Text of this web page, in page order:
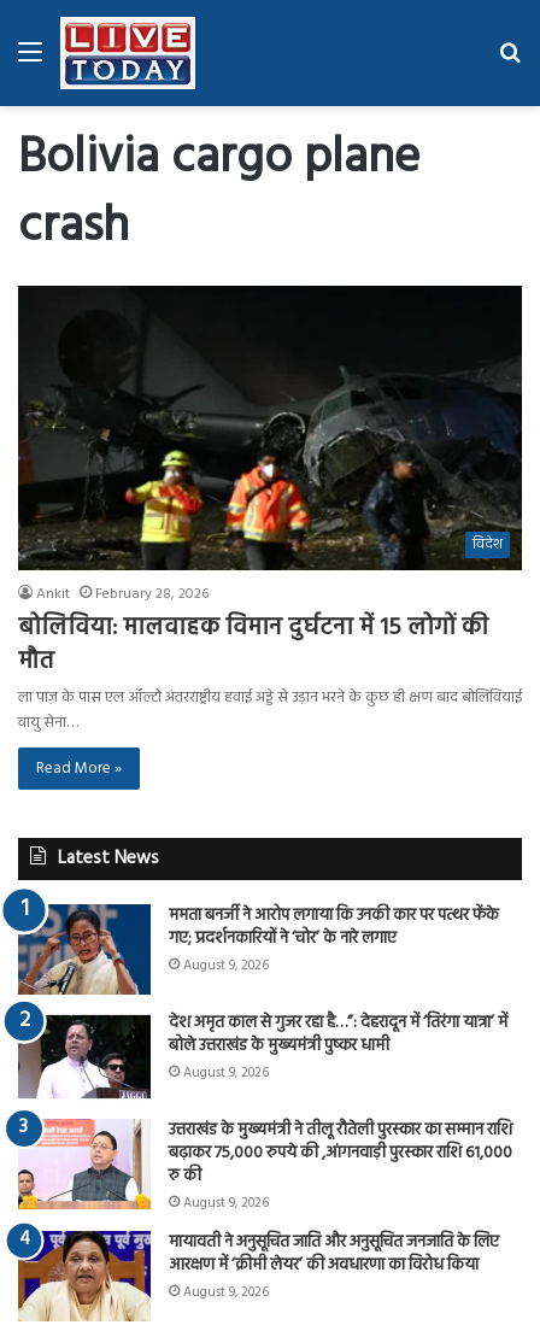
Menu
Bolivia cargo plane
crash
विदेश
Ankit February 28, 2026
बोलिविया: मालवाहक विमान दुर्घटना में 15 लोगों की
मौत
ला पाज़ के पास एल ऑल्टो अंतरराष्ट्रीय हवाई अड्डे से उड़ान भरने के कुछ ही क्षण बाद बोलिवियाई
वायु सेना…
Read More »
Latest News
ममता बनर्जी ने आरोप लगाया कि उनकी कार पर पत्थर फेंके
गए; प्रदर्शनकारियों ने ‘चोर’ के नारे लगाए
August 9, 2026
देश अमृत काल से गुजर रहा है…”: देहरादून में ‘तिरंगा यात्रा’ में
बोले उत्तराखंड के मुख्यमंत्री पुष्कर धामी
August 9, 2026
उत्तराखंड के मुख्यमंत्री ने तीलू रौतेली पुरस्कार का सम्मान राशि
बढ़ाकर 75,000 रुपये की ,आंगनवाड़ी पुरस्कार राशि 61,000
रु की
August 9, 2026
मायावती ने अनुसूचित जाति और अनुसूचित जनजाति के लिए
आरक्षण में ‘क्रीमी लेयर’ की अवधारणा का विरोध किया
August 9, 2026